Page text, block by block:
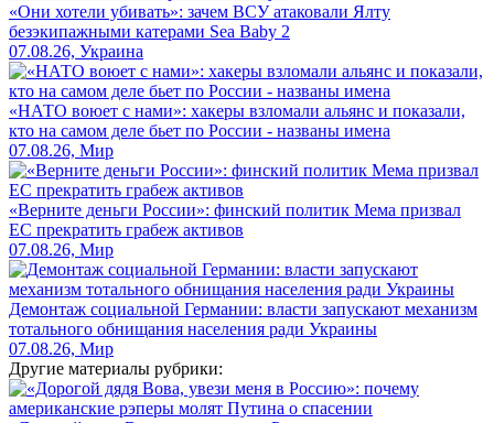
«Они хотели убивать»: зачем ВСУ атаковали Ялту
безэкипажными катерами Sea Baby 2
07.08.26, Украина
«НАТО воюет с нами»: хакеры взломали альянс и показали,
кто на самом деле бьет по России - названы имена
07.08.26, Мир
«Верните деньги России»: финский политик Мема призвал
ЕС прекратить грабеж активов
07.08.26, Мир
Демонтаж социальной Германии: власти запускают механизм
тотального обнищания населения ради Украины
07.08.26, Мир
Другие материалы рубрики: